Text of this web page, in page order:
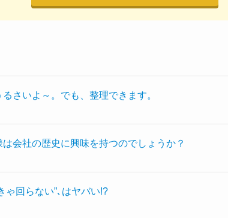
さいよ～。でも、整理できます。
は会社の歴史に興味を持つのでしょうか？
ゃ回らない”､はヤバい!?